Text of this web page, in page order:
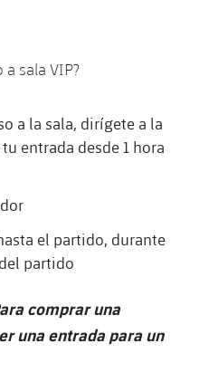
sala VIP?
a la sala, dirígete a la
entrada desde 1 hora
el partido, durante
partido
comprar una
una entrada para un